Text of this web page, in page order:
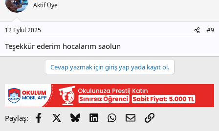
Aktif Üye
12 Eylül 2025 #9
Teşekkür ederim hocalarım saolun
Cevap yazmak için giriş yap yada kayıt ol.
Paylaş: Facebook BlueskyLinkedInWhatsApp
E-postaLink